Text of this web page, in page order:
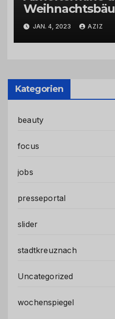
Kernstadt und
Stadtteilen
JAN. 4, 2023 AZIZ
Kategorien
beauty
focus
jobs
presseportal
slider
stadtkreuznach
Uncategorized
wochenspiegel